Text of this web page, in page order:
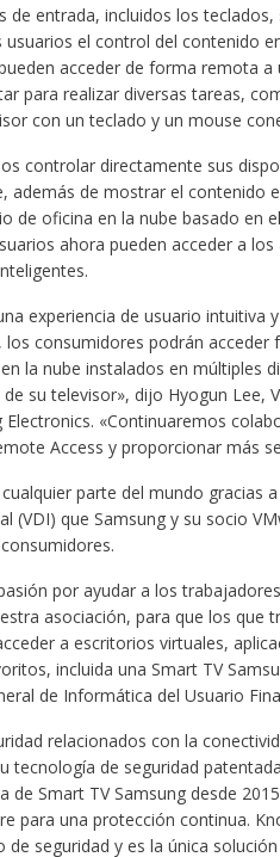
de entrada, incluidos los
el control del contenido
acceder de forma remota a
para realizar diversas tareas,
con un teclado y un mouse
controlar directamente sus
además de mostrar el contenido
de oficina en la nube basado en
ahora pueden acceder a
experiencia de usuario intuitiva
consumidores podrán acceder
la nube instalados en múltiples
su televisor», dijo Hyogun Lee,
Electronics. «Continuaremos
Access y proporcionar más
parte del mundo gracias
(VDI) que Samsung y su socio
por ayudar a los
asociación, para que los que
a escritorios virtuales,
incluida una Smart TV
de Informática del Usuario
relacionados con la
tecnología de seguridad
de Smart TV Samsung desde
para una protección continua.
seguridad y es la única